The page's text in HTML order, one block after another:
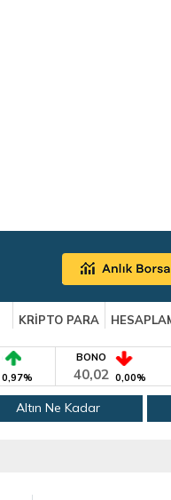
KRİPTO PARA
0,97%
BONO
40,02 0,00%
Altın Ne Kadar